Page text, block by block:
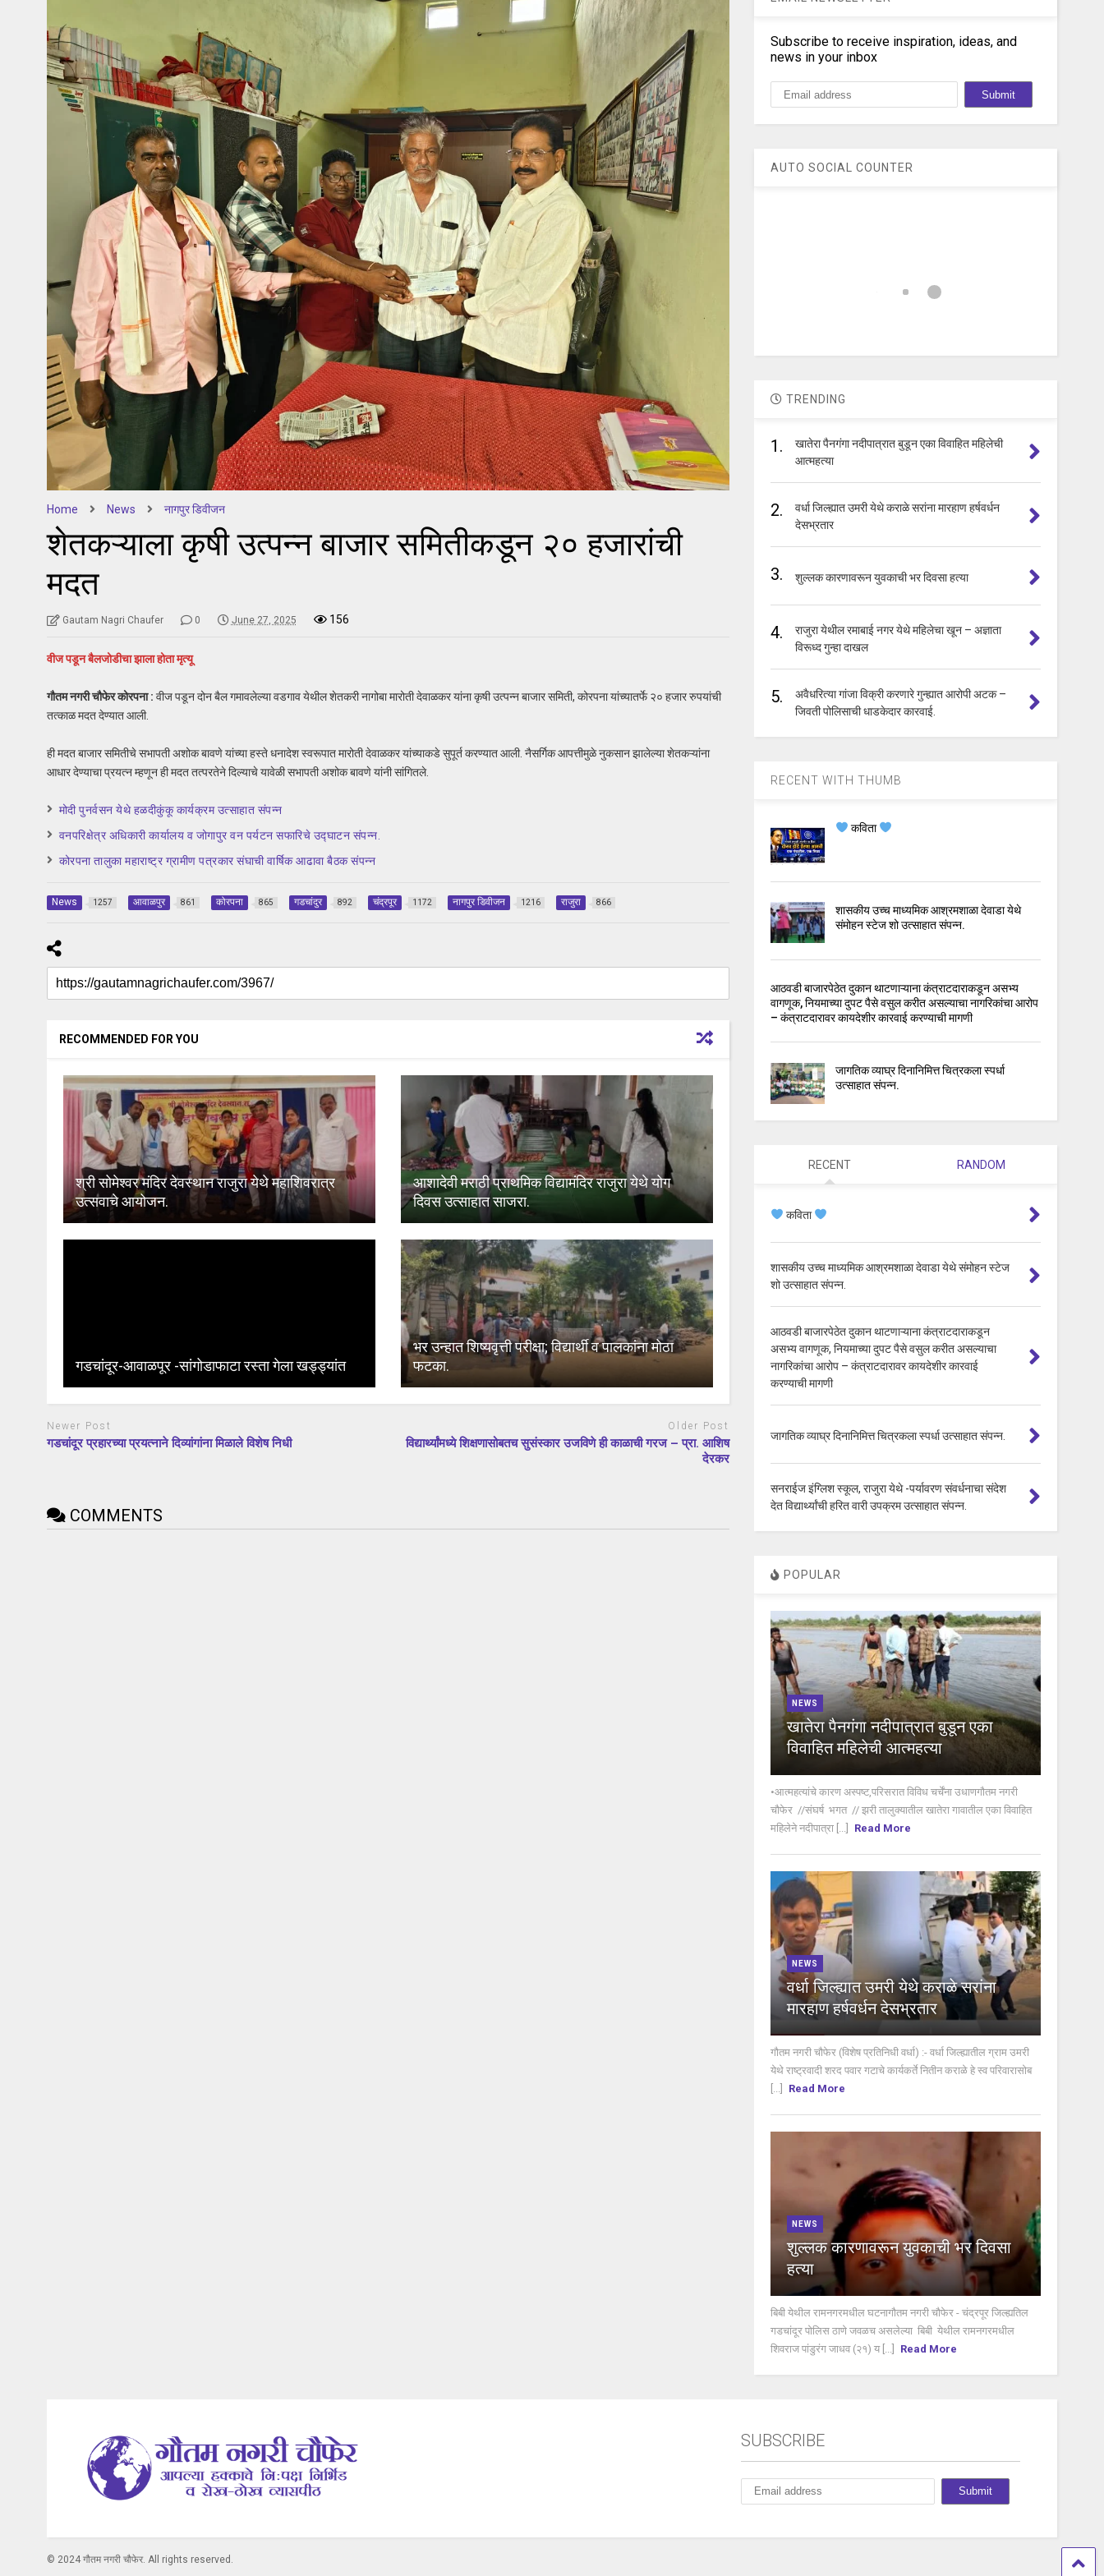
Home News नागपुर डिवीजन
शेतकऱ्याला कृषी उत्पन्न बाजार समितीकडून २० हजारांची
मदत
Gautam Nagri Chaufer 0 June 27, 2025 156
वीज पडून बैलजोडीचा झाला होता मृत्यू
गौतम नगरी चौफेर कोरपना : वीज पडून दोन बैल गमावलेल्या वडगाव येथील शेतकरी नागोबा मारोती देवाळकर यांना कृषी उत्पन्न बाजार समिती, कोरपना यांच्यातर्फे २० हजार रुपयांची
तत्काळ मदत देण्यात आली.
ही मदत बाजार समितीचे सभापती अशोक बावणे यांच्या हस्ते धनादेश स्वरूपात मारोती देवाळकर यांच्याकडे सुपूर्त करण्यात आली. नैसर्गिक आपत्तीमुळे नुकसान झालेल्या शेतकऱ्यांना
आधार देण्याचा प्रयत्न म्हणून ही मदत तत्परतेने दिल्याचे यावेळी सभापती अशोक बावणे यांनी सांगितले.
मोदी पुनर्वसन येथे हळदीकुंकू कार्यक्रम उत्साहात संपन्न
वनपरिक्षेत्र अधिकारी कार्यालय व जोगापुर वन पर्यटन सफारिचे उद्घाटन संपन्न.
कोरपना तालुका महाराष्ट्र ग्रामीण पत्रकार संघाची वार्षिक आढावा बैठक संपन्न
News 1257 आवाळपुर 861 कोरपना 865 गडचांदुर 892 चंद्रपूर 1172 नागपुर डिवीजन 1216 राजुरा 866
RECOMMENDED FOR YOU
श्री सोमेश्वर मंदिर देवस्थान राजुरा येथे महाशिवरात्र
उत्सवाचे आयोजन.
आशादेवी मराठी प्राथमिक विद्यामंदिर राजुरा येथे योग
दिवस उत्साहात साजरा.
गडचांदूर-आवाळपूर -सांगोडाफाटा रस्ता गेला खड्ड्यांत
भर उन्हात शिष्यवृत्ती परीक्षा; विद्यार्थी व पालकांना मोठा
फटका.
Newer Post
गडचांदूर प्रहारच्या प्रयत्नाने दिव्यांगांना मिळाले विशेष निधी
Older Post
विद्यार्थ्यांमध्ये शिक्षणासोबतच सुसंस्कार उजविणे ही काळाची गरज – प्रा. आशिष
देरकर
COMMENTS
Subscribe to receive inspiration, ideas, and
news in your inbox
AUTO SOCIAL COUNTER
TRENDING
1.
खातेरा पैनगंगा नदीपात्रात बुडून एका विवाहित महिलेची
आत्महत्या
2.
वर्धा जिल्ह्यात उमरी येथे कराळे सरांना मारहाण हर्षवर्धन
देसभ्रतार
3. शुल्लक कारणावरून युवकाची भर दिवसा हत्या
4.
राजुरा येथील रमाबाई नगर येथे महिलेचा खून – अज्ञाता
विरूध्द गुन्हा दाखल
5.
अवैधरित्या गांजा विक्री करणारे गुन्ह्यात आरोपी अटक –
जिवती पोलिसाची धाडकेदार कारवाई.
RECENT WITH THUMB
कविता
शासकीय उच्च माध्यमिक आश्रमशाळा देवाडा येथे
संमोहन स्टेज शो उत्साहात संपन्न.
आठवडी बाजारपेठेत दुकान थाटणाऱ्याना कंत्राटदाराकडून असभ्य
वागणूक, नियमाच्या दुपट पैसे वसुल करीत असल्याचा नागरिकांचा आरोप
– कंत्राटदारावर कायदेशीर कारवाई करण्याची मागणी
जागतिक व्याघ्र दिनानिमित्त चित्रकला स्पर्धा
उत्साहात संपन्न.
RECENT RANDOM
कविता
शासकीय उच्च माध्यमिक आश्रमशाळा देवाडा येथे संमोहन स्टेज
शो उत्साहात संपन्न.
आठवडी बाजारपेठेत दुकान थाटणाऱ्याना कंत्राटदाराकडून
असभ्य वागणूक, नियमाच्या दुपट पैसे वसुल करीत असल्याचा
नागरिकांचा आरोप – कंत्राटदारावर कायदेशीर कारवाई
करण्याची मागणी
जागतिक व्याघ्र दिनानिमित्त चित्रकला स्पर्धा उत्साहात संपन्न.
सनराईज इंग्लिश स्कूल, राजुरा येथे -पर्यावरण संवर्धनाचा संदेश
देत विद्यार्थ्यांची हरित वारी उपक्रम उत्साहात संपन्न.
POPULAR
NEWS
खातेरा पैनगंगा नदीपात्रात बुडून एका
विवाहित महिलेची आत्महत्या
•आत्महत्यांचे कारण अस्पष्ट,परिसरात विविध चर्चेंना उधाणगौतम नगरी
चौफेर //संघर्ष भगत // झरी तालुक्यातील खातेरा गावातील एका विवाहित
महिलेने नदीपात्रा [...]
Read More
NEWS
वर्धा जिल्ह्यात उमरी येथे कराळे सरांना
मारहाण हर्षवर्धन देसभ्रतार
गौतम नगरी चौफेर (विशेष प्रतिनिधी वर्धा) :- वर्धा जिल्ह्यातील ग्राम उमरी
येथे राष्ट्रवादी शरद पवार गटाचे कार्यकर्ते नितीन कराळे हे स्व परिवारासोब
Read More
NEWS
शुल्लक कारणावरून युवकाची भर दिवसा
हत्या
बिबी येथील रामनगरमधील घटनागौतम नगरी चौफेर - चंद्रपूर जिल्ह्यतिल
गडचांदूर पोलिस ठाणे जवळच असलेल्या बिबी येथील रामनगरमधील
शिवराज पांडुरंग जाधव (२१) य [...]
Read More
SUBSCRIBE
© 2024 गौतम नगरी चौफेर. All rights reserved.